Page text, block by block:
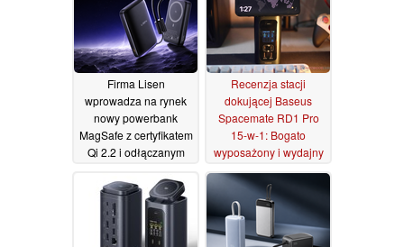
Firma Lisen
wprowadza na rynek
nowy powerbank
MagSafe z certyfikatem
Qi 2.2 i odłączanym
Recenzja stacji
dokującej Baseus
Spacemate RD1 Pro
15-w-1: Bogato
wyposażony i wydajny
dodatek do komputera
stacjonarnego, który
jednak nie zaspokaja
potrzeb użytkowników
MacBooków 16/06/2026